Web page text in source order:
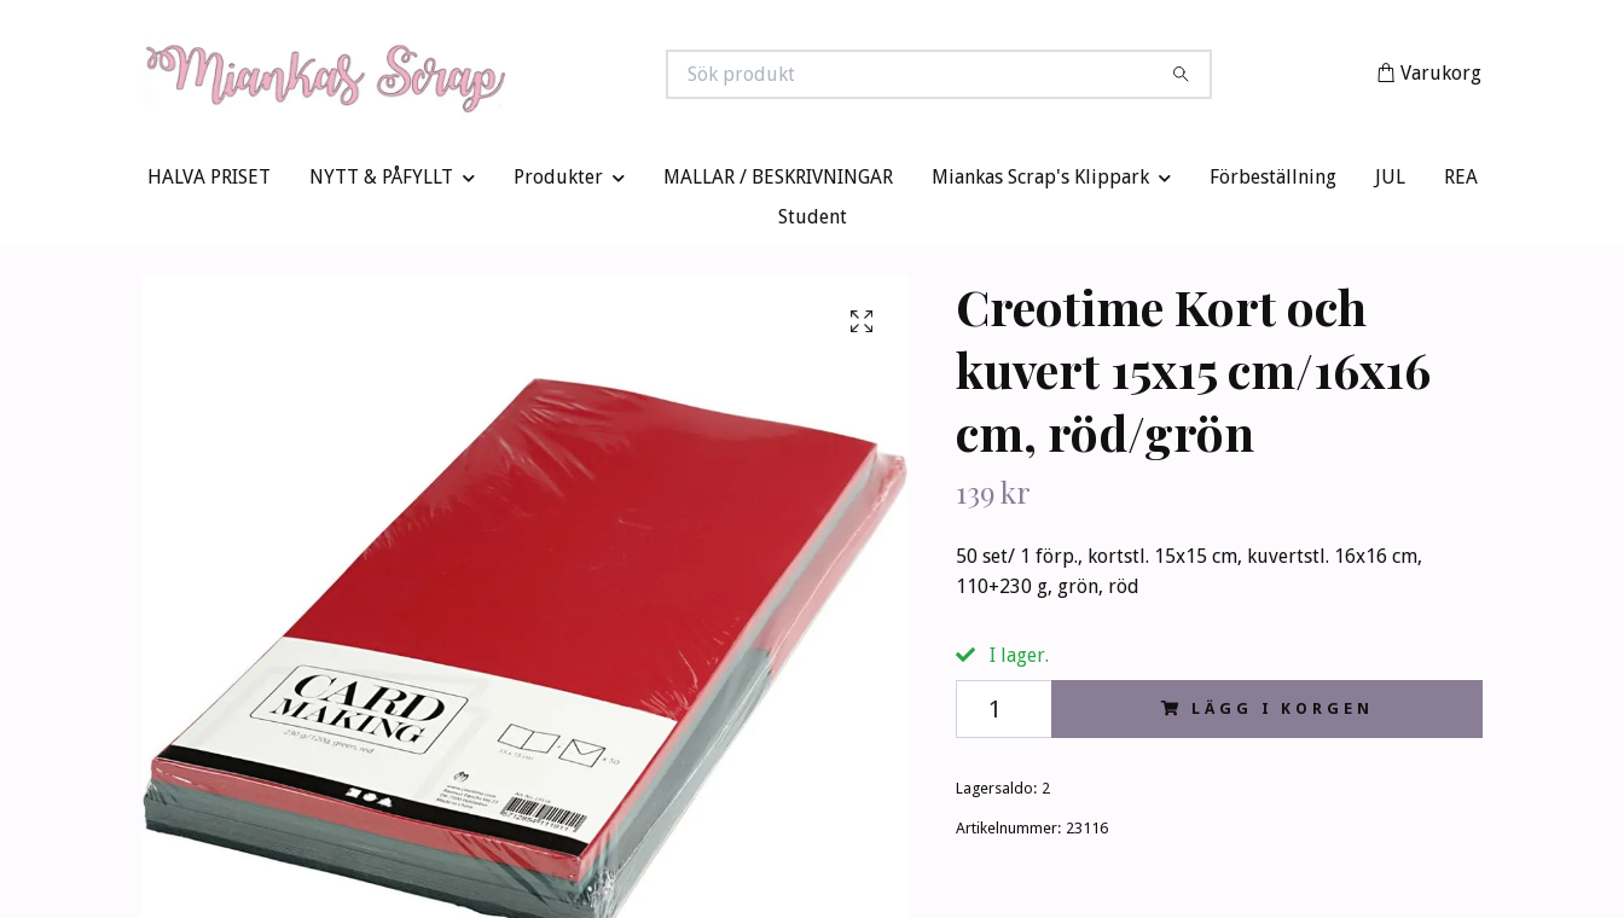
Varukorg
HALVA PRISET NYTT & PÅFYLLT Produkter MALLAR / BESKRIVNINGAR Miankas Scrap's Klippark Förbeställning JUL
REA
Student
Creotime Kort och
kuvert 15x15 cm/16x16
cm, röd/grön
139 kr
50 set/ 1 förp., kortstl. 15x15 cm, kuvertstl. 16x16 cm,
110+230 g, grön, röd
I lager.
LÄGG I KORGEN
Lagersaldo: 2
Artikelnummer: 23116